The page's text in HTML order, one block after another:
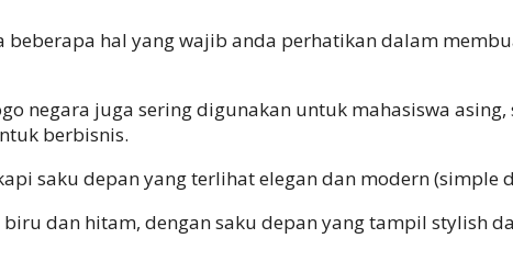
beberapa hal yang wajib anda perhatikan dalam
negara juga sering digunakan untuk mahasiswa
berbisnis.
saku depan yang terlihat elegan dan modern (simple
dan hitam, dengan saku depan yang tampil stylish